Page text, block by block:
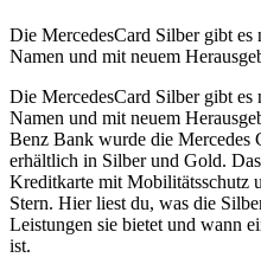
Die MercedesCard Silber gibt es
Namen und mit neuem
Die MercedesCard Silber gibt es
Namen und mit neuem
Benz Bank wurde die Mercedes
erhältlich in Silber und Gold.
Kreditkarte mit Mobilitätsschutz
Stern. Hier liest du, was die
Leistungen sie bietet und wann
ist.